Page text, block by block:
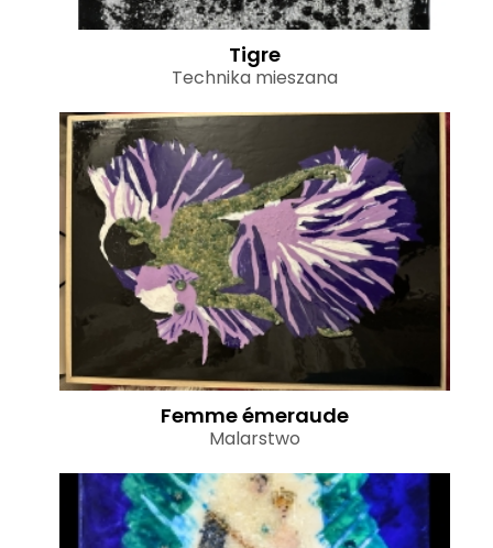
Tigre
Technika mieszana
Femme émeraude
Malarstwo